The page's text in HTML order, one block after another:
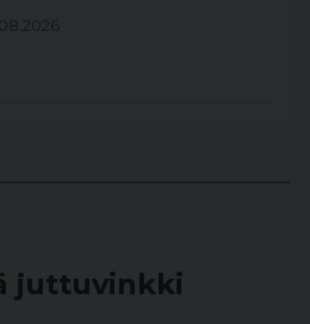
juttuvinkki